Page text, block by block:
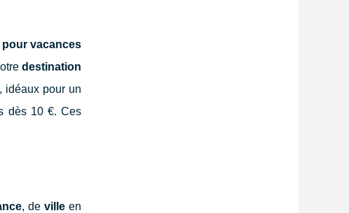
vacances
destination
idéaux pour un
dès 10 €. Ces
, de villeen